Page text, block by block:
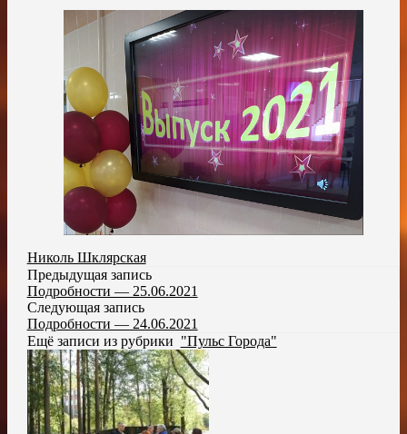
Николь Шклярская
Предыдущая запись
Подробности — 25.06.2021
Следующая запись
Подробности — 24.06.2021
Ещё записи из рубрики "Пульс Города"